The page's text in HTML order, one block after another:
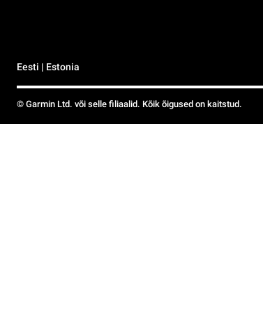
Eesti | Estonia
© Garmin Ltd. või selle filiaalid. Kõik õigused on kaitstud.